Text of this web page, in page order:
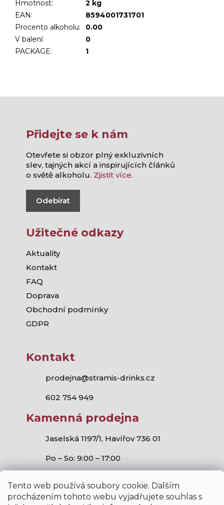
Tento web používá soubory cookie. Dalším
procházením tohoto webu vyjadřujete souhlas s
Hmotnost:
2 kg
EAN :
8594001731701
Procento alkoholu:
0.00
V balení:
0
PACKAGE: 1
Přidejte se k nám
Otevřete si obzor plný exkluzivních
slev, tajných akcí a inspirujících článků
o světě alkoholu. Zjistit více.
Odebírat
Užitečné odkazy
Aktuality
Kontakt
FAQ
Doprava
Obchodní podmínky
GDPR
Kontakt
prodejna@stramis-drinks.cz
602 754 949
Kamenná prodejna
Jaselská 1197/1, Havířov 736 01
Po – So: 9:00 – 17:00